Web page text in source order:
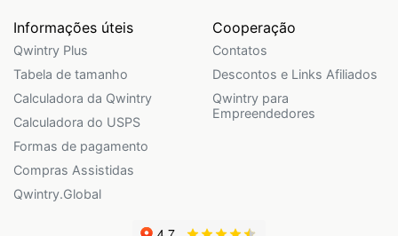
Informações úteis
Qwintry Plus
Tabela de tamanho
Calculadora da Qwintry
Calculadora do USPS
Formas de pagamento
Compras Assistidas
Qwintry.Global
Cooperação
Contatos
Descontos e Links Afiliados
Qwintry para
Empreendedores